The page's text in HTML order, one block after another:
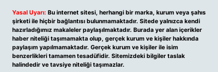
Yasal Uyarı: Bu internet sitesi, herhangi bir marka, kurum veya şahıs
şirketi ile hiçbir bağlantısı bulunmamaktadır. Sitede yalnızca kendi
hazırladığımız makaleler paylaşılmaktadır. Burada yer alan içerikler
haber niteliği taşımamakta olup, gerçek kurum ve kişiler hakkında
paylaşım yapılmamaktadır. Gerçek kurum ve kişiler ile isim
benzerlikleri tamamen tesadüfidir. Sitemizdeki bilgiler taslak
halindedir ve tavsiye niteliği taşımazlar.